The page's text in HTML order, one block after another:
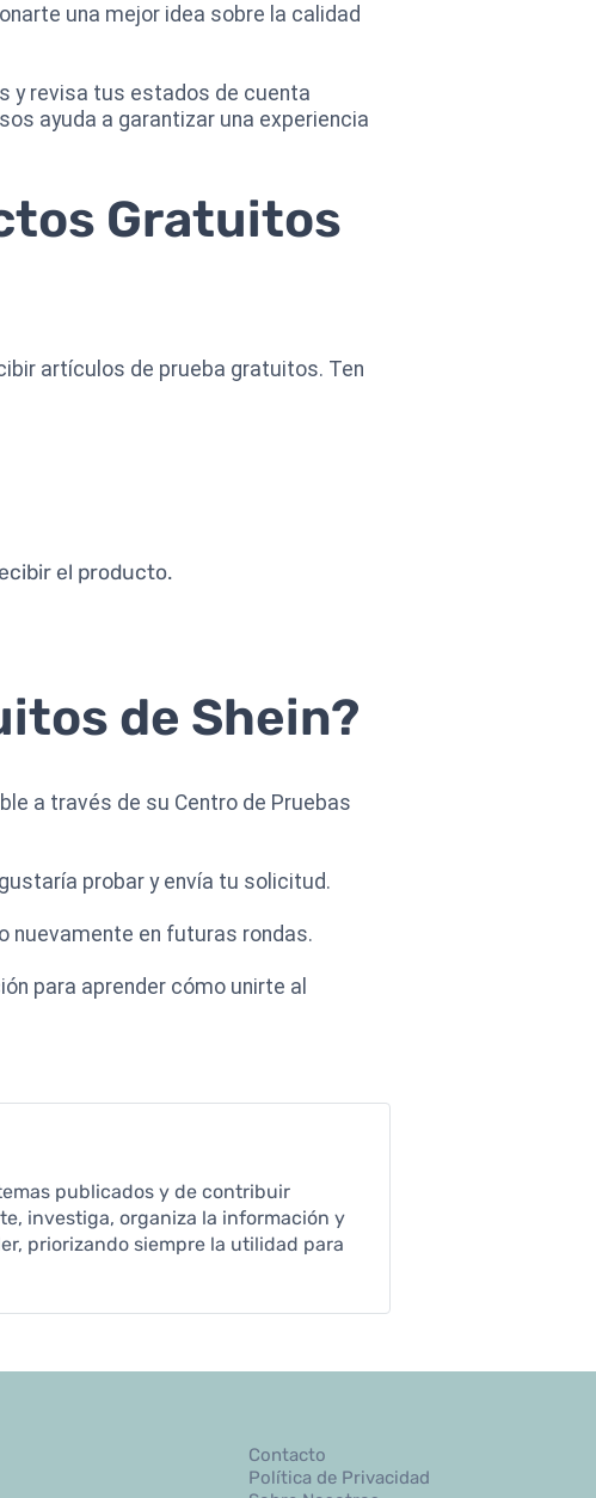
una mejor idea sobre la calidad
y revisa tus estados de cuenta
ayuda a garantizar una experiencia
Gratuitos
artículos de prueba gratuitos. Ten
el producto.
de Shein?
a través de su Centro de Pruebas
probar y envía tu solicitud.
nuevamente en futuras rondas.
para aprender cómo unirte al
publicados y de contribuir
investiga, organiza la información y
priorizando siempre la utilidad para
Contacto
Política de Privacidad